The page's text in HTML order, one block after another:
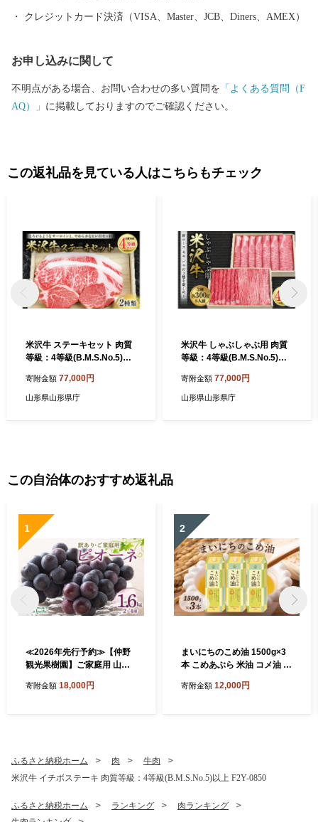
や文化、自然をお楽しみください。
クレジットカード決済（VISA、Master、JCB、Diners、AMEX）
お申し込みに関して
不明点がある場合、お問い合わせの多い質問を 「よくある質問（F
AQ）」 に掲載しておりますのでご確認ください。
この返礼品を見ている人はこちらもチェック
米沢牛 ステーキセット 肉質
等級：4等級(B.M.S.No.5)以
寄附金額 77,000円
山形県山形県庁
米沢牛 しゃぶしゃぶ用 肉質
等級：4等級(B.M.S.No.5)以
寄附金額 77,000円
山形県山形県庁
この自治体のおすすめ返礼品
1
≪2026年先行予約≫【仲野
観光果樹園】ご家庭用 山形
種無し ぶどう 2026年8月下
寄附金額 18,000円
2
まいにちのこめ油 1500g×3
本 こめあぶら 米油 コメ油 揚
用油 食用オイル 調理油 油 食
寄附金額 12,000円
ふるさと納税ホーム 肉
牛肉
米沢牛 イチボステーキ 肉質等級：4等級(B.M.S.No.5)以上 F2Y-0850
ふるさと納税ホーム ランキング
肉ランキング